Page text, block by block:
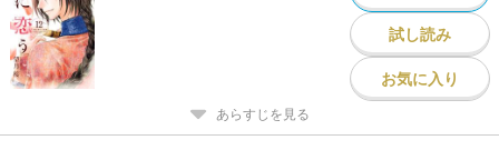
試し読み
お気に入り
あらすじを見る